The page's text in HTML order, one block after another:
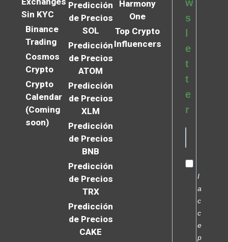
Sin KYC
Binance
Trading
Cosmos
Crypto
Crypto
Calendar
(Coming
soon)
Predicción
de Precios
SOL
Predicción
de Precios
ATOM
Predicción
de Precios
XLM
Predicción
de Precios
BNB
Predicción
de Precios
TRX
Predicción
de Precios
CAKE
Harmony
One
Top Crypto
Influencers
w
s
e
t
t
e
r
I
a
c
c
e
p